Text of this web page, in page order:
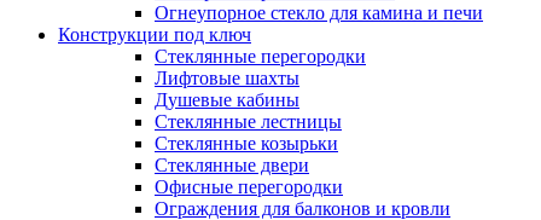
Огнеупорное стекло для камина и печи
Конструкции под ключ
Стеклянные перегородки
Лифтовые шахты
Душевые кабины
Cтеклянные лестницы
Cтеклянные козырьки
Cтеклянные двери
Офисные перегородки
Ограждения для балконов и кровли